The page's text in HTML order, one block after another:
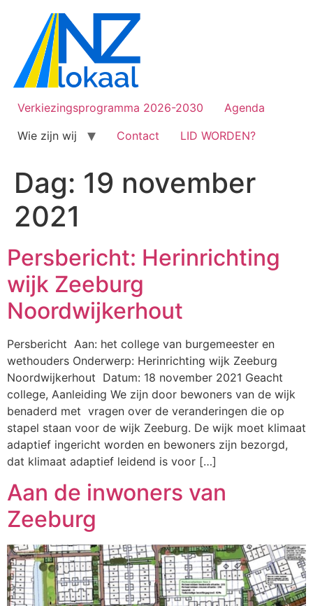
Verkiezingsprogramma 2026-2030
Agenda
Wie zijn wij
Contact LID WORDEN?
Dag: 19 november
2021
Persbericht: Herinrichting
wijk Zeeburg
Noordwijkerhout
Persbericht Aan: het college van burgemeester en
wethouders Onderwerp: Herinrichting wijk Zeeburg
Noordwijkerhout Datum: 18 november 2021 Geacht
college, Aanleiding We zijn door bewoners van de wijk
benaderd met vragen over de veranderingen die op
stapel staan voor de wijk Zeeburg. De wijk moet klimaat
adaptief ingericht worden en bewoners zijn bezorgd,
dat klimaat adaptief leidend is voor […]
Aan de inwoners van
Zeeburg